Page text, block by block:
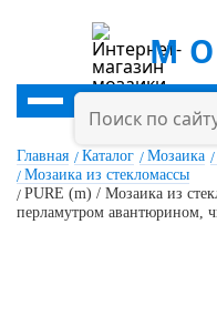
Главная Каталог Мозаика
Мозаика из стекломассы
PURE (m) / Мозаика из
перламутром авантюрином,